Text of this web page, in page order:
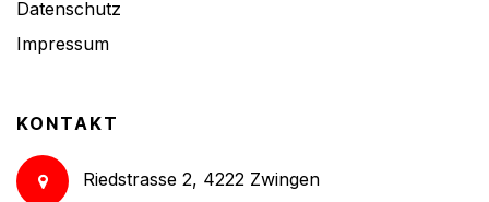
Datenschutz
Impressum
KONTAKT
Riedstrasse 2, 4222 Zwingen